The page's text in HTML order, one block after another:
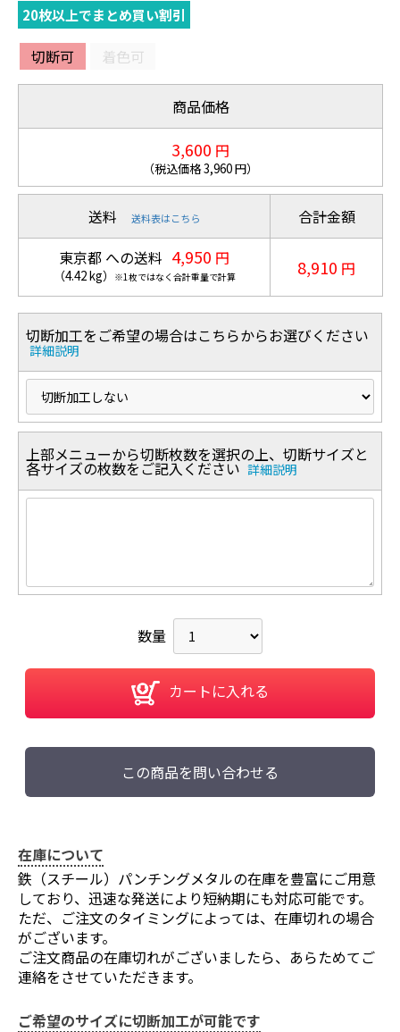
20枚以上でまとめ買い割引
切断可 着色可
商品価格
3,600 円
（税込価格3,960円）
送料 送料表はこちら
東京都 への送料 4,950 円
（4.42kg） ※1枚ではなく合計重量で計算
合計金額
8,910 円
切断加工をご希望の場合はこちらからお選びください
詳細説明
上部メニューから切断枚数を選択の上、切断サイズと
各サイズの枚数をご記入ください 詳細説明
数量
カートに入れる
この商品を問い合わせる
お買い物を続ける
在庫について
鉄（スチール）パンチングメタルの在庫を豊富にご用意
しており、迅速な発送により短納期にも対応可能です。
ただ、ご注文のタイミングによっては、在庫切れの場合
がございます。
ご注文商品の在庫切れがございましたら、あらためてご
連絡をさせていただきます。
ご希望のサイズに切断加工が可能です